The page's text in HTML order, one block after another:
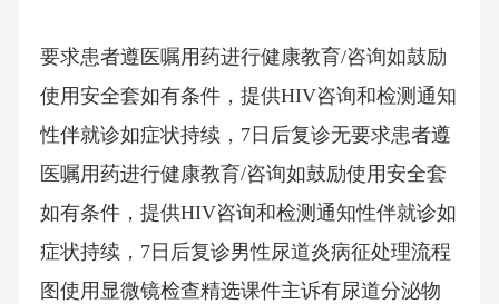
要求患者遵医嘱用药进行健康教育/咨询如鼓励
使用安全套如有条件，提供HIV咨询和检测通知
性伴就诊如症状持续，7日后复诊无要求患者遵
医嘱用药进行健康教育/咨询如鼓励使用安全套
如有条件，提供HIV咨询和检测通知性伴就诊如
症状持续，7日后复诊男性尿道炎病征处理流程
图使用显微镜检查精选课件主诉有尿道分泌物